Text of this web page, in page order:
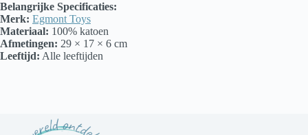
Belangrijke Specificaties:
Merk: Egmont Toys
Materiaal: 100% katoen
Afmetingen: 29 × 17 × 6 cm
Leeftijd: Alle leeftijden